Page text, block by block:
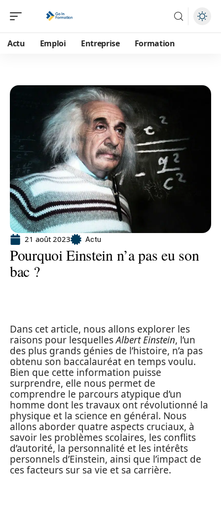
Actu Emploi Entreprise Formation
21 août 2023 Actu
Pourquoi Einstein n’a pas eu son
bac ?
Dans cet article, nous allons explorer les
raisons pour lesquellesAlbert Einstein, l’un
des plus grands génies de l’histoire, n’a pas
obtenu son baccalauréat en temps voulu.
Bien que cette information puisse
surprendre, elle nous permet de
comprendre le parcours atypique d’un
homme dont les travaux ont révolutionné la
physique et la science en général. Nous
allons aborder quatre aspects cruciaux, à
savoir les problèmes scolaires, les conflits
d’autorité, la personnalité et les intérêts
personnels d’Einstein, ainsi que l’impact de
ces facteurs sur sa vie et sa carrière.